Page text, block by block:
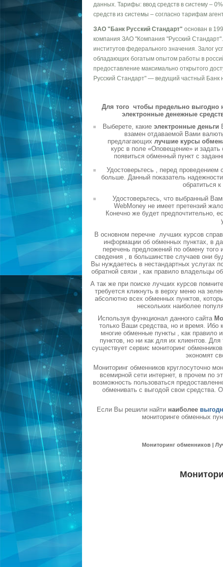
данных. Тарифы: ввод средств в систему –
средств из системы – согласно тарифам
ЗАО "Банк Русский Стандарт" основан в
компания ЗАО "Компания "Русский
институтов федерального значения. Залог
обладающих богатым опытом работы в
предоставление максимально открытого
Русский Стандарт" — ведущий частный Банк
Для того чтобы предельно выгодно
электронные денежные
Выберете, какие электронные деньги
взамен отдаваемой Вами
предлагающих лучшие курсы
курс в поле «Оповещение» и
появиться обменный пункт с
Удостоверьтесь , перед проведением
больше. Данный показатель
обратиться
Удостоверьтесь, что выбранный
WebMoney не имеет претензий
Конечно же будет предпочтительно,
В основном перечне лучших курсов
информации об обменных пунктах, в
перечень предложений по обмену того
сведения , в большинстве случаев они
Вы нуждаетесь в нестандартных услугах
обратной связи , как правило владельцы
А так же при поиске лучших курсов
требуется кликнуть в верху меню на
абсолютно всех обменных пунктов,
нескольких наиболее
Используя функционал данного сайта
только Ваши средства, но и время. Ибо
многие обменные пункты , как
пунктов, но ни как для их клиентов.
существует сервис мониторинг
экономят
Мониторинг обменников круглосуточно
всемирной сети интернет, в прочем по
возможность пользоваться
обменивать с выгодой свои средства.
Если Вы решили найти наиболее
мониторинге обменных
Мониторинг обменников |